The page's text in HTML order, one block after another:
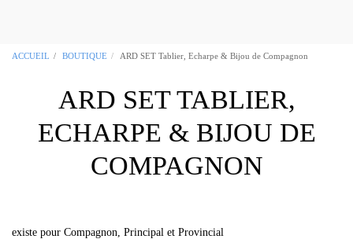
ACCUEIL BOUTIQUE ARD SET Tablier, Echarpe & Bijou de Compagnon
ARD SET TABLIER,
ECHARPE & BIJOU DE
COMPAGNON
existe pour Compagnon, Principal et Provincial